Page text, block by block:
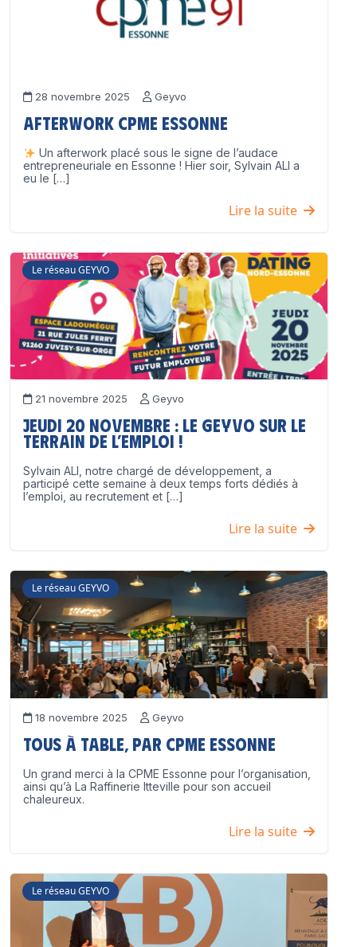
28 novembre 2025 Geyvo
Afterwork CPME Essonne
Un afterwork placé sous le signe de l’audace
entrepreneuriale en Essonne ! Hier soir, Sylvain ALI a
eu le […]
Lire la suite
Le réseau GEYVO
21 novembre 2025 Geyvo
Jeudi 20 novembre : le GEYVO sur le
terrain de l’emploi !
Sylvain ALI, notre chargé de développement, a
participé cette semaine à deux temps forts dédiés à
l’emploi, au recrutement et […]
Lire la suite
Le réseau GEYVO
18 novembre 2025 Geyvo
Tous à table, par CPME Essonne
Un grand merci à la CPME Essonne pour l’organisation,
ainsi qu’à La Raffinerie Itteville pour son accueil
chaleureux.
Lire la suite
Le réseau GEYVO